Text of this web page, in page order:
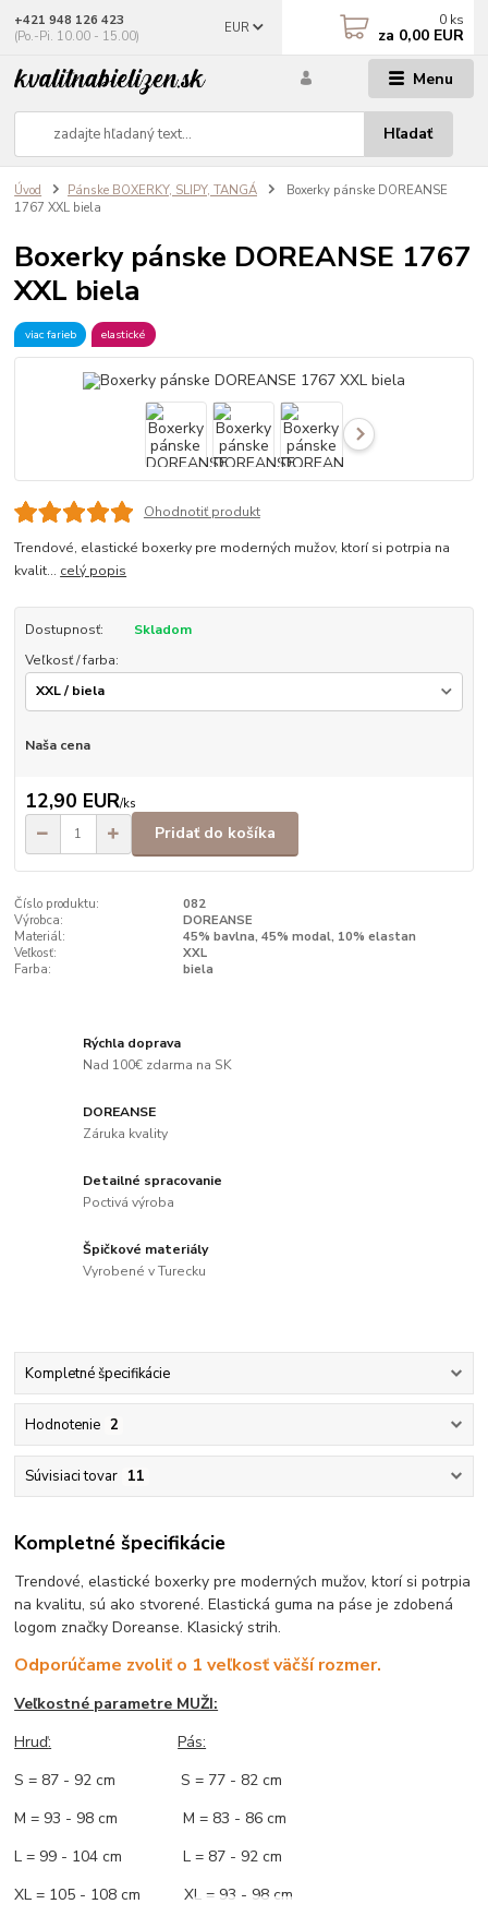
Menu
EUR
Hľadať
+421 948 126 423
(Po.-Pi. 10.00 - 15.00)
0 ks
za 0,00 EUR
Úvod Pánske BOXERKY, SLIPY, TANGÁ
Boxerky pánske DOREANSE
1767 XXL biela
Boxerky pánske DOREANSE 1767
XXL biela
viac farieb elastické
Ohodnotiť produkt
Trendové, elastické boxerky pre moderných mužov, ktorí si potrpia na
kvalit... celý popis
Dostupnosť:
Skladom
Veľkosť / farba:
Naša cena
12,90 EUR/ks
Pridať do košíka
Číslo produktu:
082
Výrobca:
DOREANSE
Materiál:
45% bavlna, 45% modal, 10% elastan
Veľkosť:
XXL
Farba:
biela
Rýchla doprava
Nad 100€ zdarma na SK
DOREANSE
Záruka kvality
Detailné spracovanie
Poctivá výroba
Špičkové materiály
Vyrobené v Turecku
Kompletné špecifikácie
Hodnotenie 2
Súvisiaci tovar 11
Kompletné špecifikácie
Trendové, elastické boxerky pre moderných mužov, ktorí si potrpia
na kvalitu, sú ako stvorené. Elastická guma na páse je zdobená
logom značky Doreanse. Klasický strih.
Odporúčame zvoliť o 1 veľkosť väčší rozmer.
Veľkostné parametre MUŽI:
Hruď:
Pás:
S = 87 - 92 cm S = 77 - 82 cm
M = 93 - 98 cm M = 83 - 86 cm
L = 99 - 104 cm L = 87 - 92 cm
XL = 105 - 108 cm XL = 93 - 98 cm